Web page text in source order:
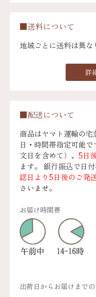
■送料について
地域ごとに送料は異な
詳
■配送について
商品はヤマト運輸の
日・時間帯指定可能
文日を含めて）、 5日
ます。 銀行振込で日
認日より5日後のご発
さいませ。
お届け時間帯
出荷日からお届けまで